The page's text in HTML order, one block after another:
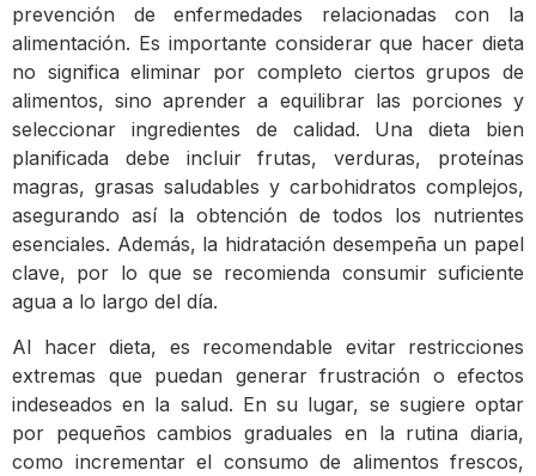
prevención de enfermedades relacionadas con la
alimentación. Es importante considerar que hacer dieta
no significa eliminar por completo ciertos grupos de
alimentos, sino aprender a equilibrar las porciones y
seleccionar ingredientes de calidad. Una dieta bien
planificada debe incluir frutas, verduras, proteínas
magras, grasas saludables y carbohidratos complejos,
asegurando así la obtención de todos los nutrientes
esenciales. Además, la hidratación desempeña un papel
clave, por lo que se recomienda consumir suficiente
agua a lo largo del día.
Al hacer dieta, es recomendable evitar restricciones
extremas que puedan generar frustración o efectos
indeseados en la salud. En su lugar, se sugiere optar
por pequeños cambios graduales en la rutina diaria,
como incrementar el consumo de alimentos frescos,